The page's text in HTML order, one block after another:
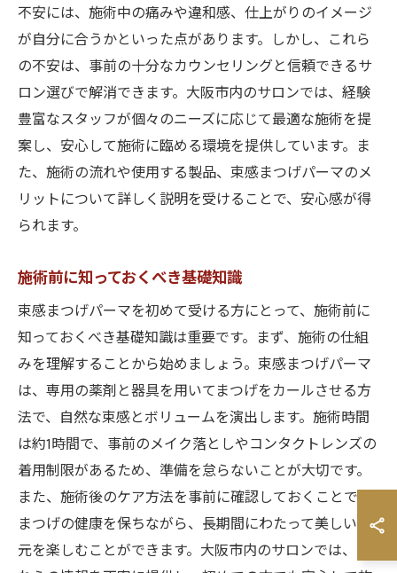
不安には、施術中の痛みや違和感、仕上がりのイメージ
が自分に合うかといった点があります。しかし、これら
の不安は、事前の十分なカウンセリングと信頼できるサ
ロン選びで解消できます。大阪市内のサロンでは、経験
豊富なスタッフが個々のニーズに応じて最適な施術を提
案し、安心して施術に臨める環境を提供しています。ま
た、施術の流れや使用する製品、束感まつげパーマのメ
リットについて詳しく説明を受けることで、安心感が得
られます。
施術前に知っておくべき基礎知識
束感まつげパーマを初めて受ける方にとって、施術前に
知っておくべき基礎知識は重要です。まず、施術の仕組
みを理解することから始めましょう。束感まつげパーマ
は、専用の薬剤と器具を用いてまつげをカールさせる方
法で、自然な束感とボリュームを演出します。施術時間
は約1時間で、事前のメイク落としやコンタクトレンズの
着用制限があるため、準備を怠らないことが大切です。
また、施術後のケア方法を事前に確認しておくことで、
まつげの健康を保ちながら、長期間にわたって美しい目
元を楽しむことができます。大阪市内のサロンでは、こ